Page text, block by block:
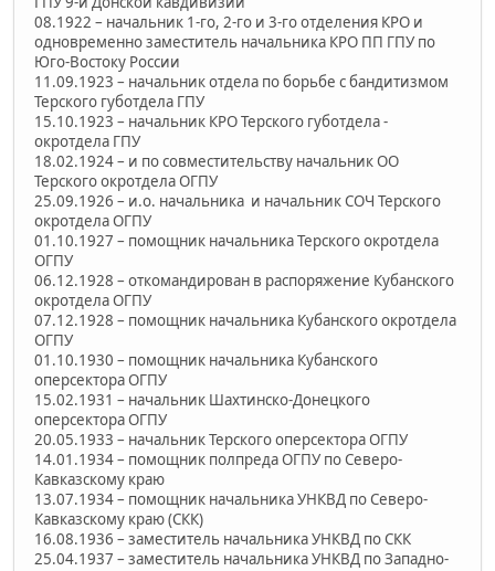
08.1922 – начальник 1-го, 2-го и 3-го отделения КРО и
одновременно заместитель начальника КРО ПП ГПУ по
Юго-Востоку России
11.09.1923 – начальник отдела по борьбе с бандитизмом
Терского губотдела ГПУ
15.10.1923 – начальник КРО Терского губотдела -
окротдела ГПУ
18.02.1924 – и по совместительству начальник ОО
Терского окротдела ОГПУ
25.09.1926 – и.о. начальника и начальник СОЧ Терского
окротдела ОГПУ
01.10.1927 – помощник начальника Терского окротдела
ОГПУ
06.12.1928 – откомандирован в распоряжение Кубанского
окротдела ОГПУ
07.12.1928 – помощник начальника Кубанского окротдела
ОГПУ
01.10.1930 – помощник начальника Кубанского
оперсектора ОГПУ
15.02.1931 – начальник Шахтинско-Донецкого
оперсектора ОГПУ
20.05.1933 – начальник Терского оперсектора ОГПУ
14.01.1934 – помощник полпреда ОГПУ по Северо-
Кавказскому краю
13.07.1934 – помощник начальника УНКВД по Северо-
Кавказскому краю (СКК)
16.08.1936 – заместитель начальника УНКВД по СКК
25.04.1937 – заместитель начальника УНКВД по Западно-